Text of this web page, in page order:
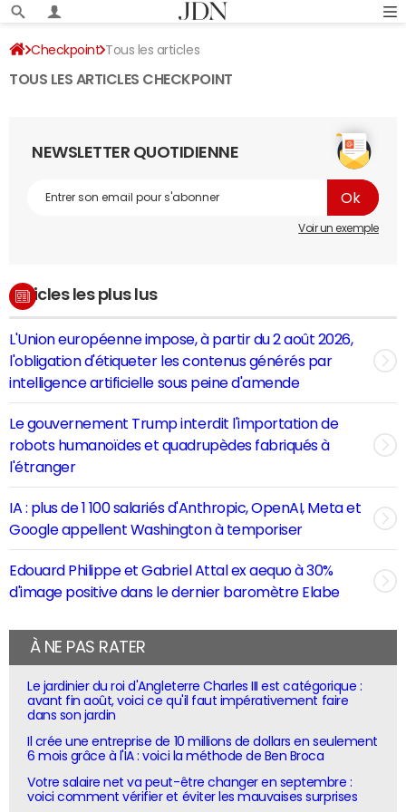
Checkpoint Tous les articles
TOUS LES ARTICLES CHECKPOINT
NEWSLETTER QUOTIDIENNE
Voir un exemple
Articles les plus lus
L'Union européenne impose, à partir du 2 août 2026,
l'obligation d'étiqueter les contenus générés par
intelligence artificielle sous peine d'amende
Le gouvernement Trump interdit l'importation de
robots humanoïdes et quadrupèdes fabriqués à
l'étranger
IA : plus de 1 100 salariés d'Anthropic, OpenAI, Meta et
Google appellent Washington à temporiser
Edouard Philippe et Gabriel Attal ex aequo à 30%
d'image positive dans le dernier baromètre Elabe
À NE PAS RATER
Le jardinier du roi d'Angleterre Charles III est catégorique :
avant fin août, voici ce qu'il faut impérativement faire
dans son jardin
Il crée une entreprise de 10 millions de dollars en seulement
6 mois grâce à l'IA : voici la méthode de Ben Broca
Votre salaire net va peut-être changer en septembre :
voici comment vérifier et éviter les mauvaises surprises